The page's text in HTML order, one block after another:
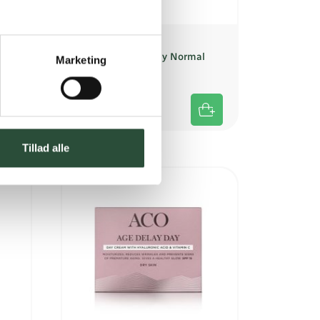
Marketing
Tillad alle
ACO Age Delay Day Normal
P50ml
50 ml Creme
Kun online
DKK182,25